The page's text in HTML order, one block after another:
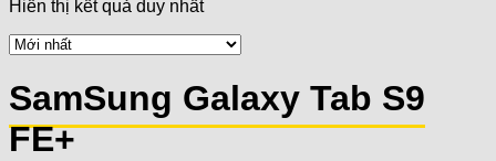
Hiển thị kết quả duy nhất
SamSung Galaxy Tab S9
FE+